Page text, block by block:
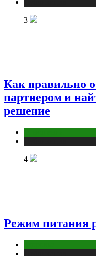
3
Как правильно
партнером и
решение
4
Режим питания